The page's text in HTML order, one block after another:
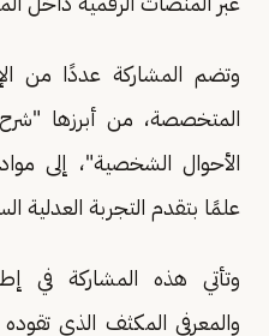
وتضم المشاركة عددًا من
المتخصصة، من أبرزها
الأحوال الشخصية"، إلى
علمًا بتقدم التجربة العدلية
وتأتي هذه المشاركة في
والمعرفي المكثف الذي تقوده